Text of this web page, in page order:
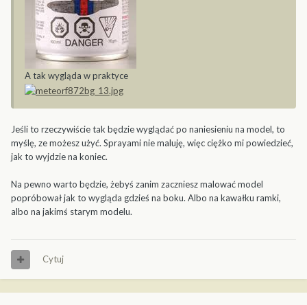
A tak wygląda w praktyce
Jeśli to rzeczywiście tak będzie wyglądać po naniesieniu na model, to
myślę, ze możesz użyć. Sprayami nie maluję, więc ciężko mi powiedzieć,
jak to wyjdzie na koniec.
Na pewno warto będzie, żebyś zanim zaczniesz malować model
popróbował jak to wygląda gdzieś na boku. Albo na kawałku ramki,
albo na jakimś starym modelu.
Cytuj